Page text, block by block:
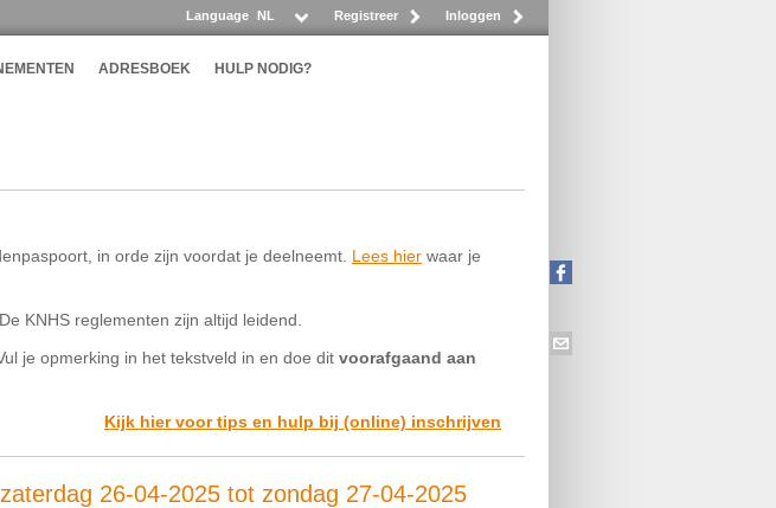
Registreer Inloggen
Language NL
ADRESBOEK HULP NODIG?
in orde zijn voordat je deelneemt. Lees hier waar je
KNHS reglementen zijn altijd leidend.
je opmerking in het tekstveld in en doe dit voorafgaand aan
Kijk hier voor tips en hulp bij (online) inschrijven
26-04-2025 tot zondag 27-04-2025